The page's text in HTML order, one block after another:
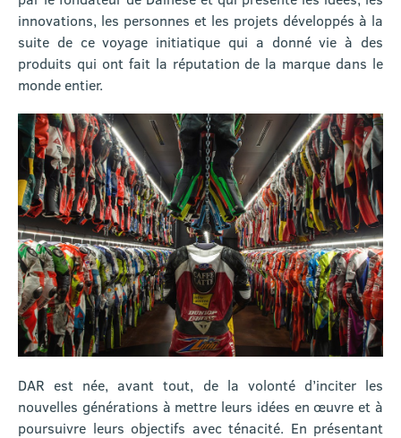
innovations, les personnes et les projets développés à la
suite de ce voyage initiatique qui a donné vie à des
produits qui ont fait la réputation de la marque dans le
monde entier.
DAR est née, avant tout, de la volonté d’inciter les
nouvelles générations à mettre leurs idées en œuvre et à
poursuivre leurs objectifs avec ténacité. En présentant